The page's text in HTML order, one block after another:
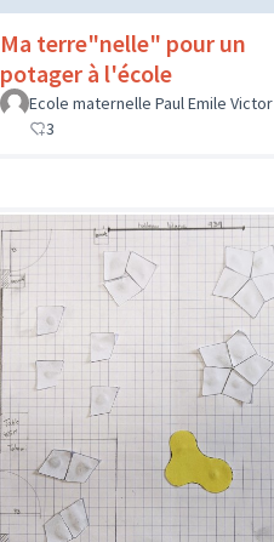
Ma terre"nelle" pour un
potager à l'école
Ecole maternelle Paul Emile Victor
3